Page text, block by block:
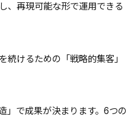
、再現可能な形で運用できる
続けるための「戦略的集客」
」で成果が決まります。6つの